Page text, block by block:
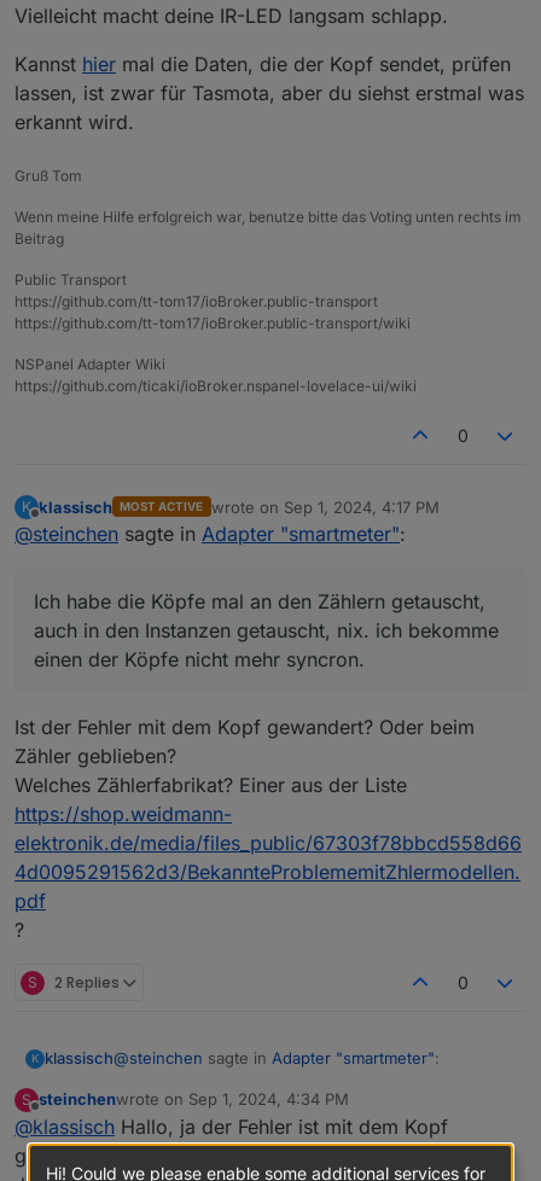
auch in den Instanzen getauscht, nix. ich bekomme
einen der Köpfe nicht mehr syncron.
mit cat seh ich aber daten.
mir gehen echt die Ideen aus.
vg Dirk
Vielleicht macht deine IR-LED langsam schlapp.
Kannst hier mal die Daten, die der Kopf sendet, prüfen
lassen, ist zwar für Tasmota, aber du siehst erstmal was
erkannt wird.
Gruß Tom
Wenn meine Hilfe erfolgreich war, benutze bitte das Voting unten rechts im
Beitrag
Public Transport
https://github.com/tt-tom17/ioBroker.public-transport
https://github.com/tt-tom17/ioBroker.public-transport/wiki
NSPanel Adapter Wiki
https://github.com/ticaki/ioBroker.nspanel-lovelace-ui/wiki
0
K
Offline
klassisch MOST ACTIVE wrote on Sep 1, 2024, 4:17 PM
last edited by
@steinchen sagte in Adapter "smartmeter":
Ich habe die Köpfe mal an den Zählern getauscht,
auch in den Instanzen getauscht, nix. ich bekomme
einen der Köpfe nicht mehr syncron.
Ist der Fehler mit dem Kopf gewandert? Oder beim
Zähler geblieben?
Welches Zählerfabrikat? Einer aus der Liste
https://shop.weidmann-
elektronik.de/media/files_public/67303f78bbcd558d66
4d0095291562d3/BekannteProblememitZhlermodellen.
pdf
?
S 2 Replies 0
K klassisch@steinchen sagte in Adapter "smartmeter":
Ich habe die Köpfe mal an den Zählern
getauscht, auch in den Instanzen getauscht, nix.
ich bekomme einen der Köpfe nicht mehr
Ist der Fehler mit dem Kopf gewandert? Oder beim
S
Offline
steinchenwrote on Sep 1, 2024, 4:34 PM
last edited by
@klassisch Hallo, ja der Fehler ist mit dem Kopf
gewandert.
Hi! Could we please enable some additional services for